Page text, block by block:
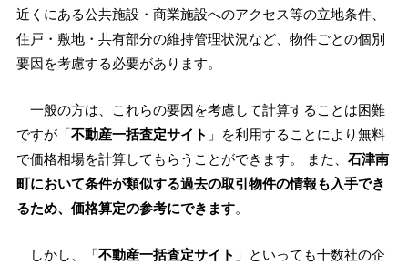
近くにある公共施設・商業施設へのアクセス等の立地条件、
住戸・敷地・共有部分の維持管理状況など、物件ごとの個別
要因を考慮する必要があります。
一般の方は、これらの要因を考慮して計算することは困難
ですが「不動産一括査定サイト 」を利用することにより無料
で価格相場を計算してもらうことができます。 また、 石津南
町において条件が類似する過去の取引物件の情報も入手でき
るため、価格算定の参考にできます。
しかし、「不動産一括査定サイト 」といっても十数社の企